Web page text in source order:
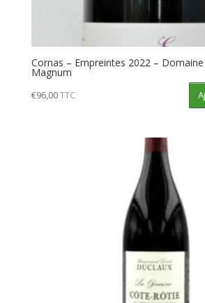
Cornas – Empreintes 2022 –
Magnum
€96,00TTC